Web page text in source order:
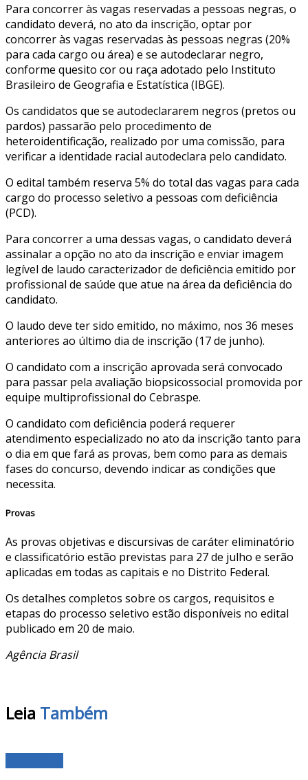
Para concorrer às vagas reservadas a pessoas negras, o
candidato deverá, no ato da inscrição, optar por
concorrer às vagas reservadas às pessoas negras (20%
para cada cargo ou área) e se autodeclarar negro,
conforme quesito cor ou raça adotado pelo Instituto
Brasileiro de Geografia e Estatística (IBGE).
Os candidatos que se autodeclararem negros (pretos ou
pardos) passarão pelo procedimento de
heteroidentificação, realizado por uma comissão, para
verificar a identidade racial autodeclara pelo candidato.
O edital também reserva 5% do total das vagas para cada
cargo do processo seletivo a pessoas com deficiência
(PCD).
Para concorrer a uma dessas vagas, o candidato deverá
assinalar a opção no ato da inscrição e enviar imagem
legível de laudo caracterizador de deficiência emitido por
profissional de saúde que atue na área da deficiência do
candidato.
O laudo deve ter sido emitido, no máximo, nos 36 meses
anteriores ao último dia de inscrição (17 de junho).
O candidato com a inscrição aprovada será convocado
para passar pela avaliação biopsicossocial promovida por
equipe multiprofissional do Cebraspe.
O candidato com deficiência poderá requerer
atendimento especializado no ato da inscrição tanto para
o dia em que fará as provas, bem como para as demais
fases do concurso, devendo indicar as condições que
necessita.
Provas
As provas objetivas e discursivas de caráter eliminatório
e classificatório estão previstas para 27 de julho e serão
aplicadas em todas as capitais e no Distrito Federal.
Os detalhes completos sobre os cargos, requisitos e
etapas do processo seletivo estão disponíveis no edital
publicado em 20 de maio.
Agência Brasil
Leia Também